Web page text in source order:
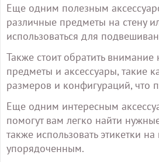
Еще одним полезным
различные предметы на стену
использоваться для
Также стоит обратить
предметы и аксессуары, такие
размеров и конфигураций, что
Еще одним интересным
помогут вам легко найти
также использовать этикетки
упорядоченным.